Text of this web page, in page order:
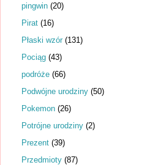
pingwin (20)
Pirat (16)
Płaski wzór (131)
Pociąg (43)
podróże (66)
Podwójne urodziny (50)
Pokemon (26)
Potrójne urodziny (2)
Prezent (39)
Przedmioty (87)